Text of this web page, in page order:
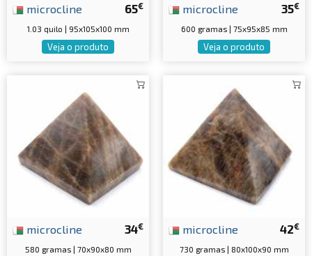
65€
microcline
1.03 quilo | 95x105x100 mm
Veja o produto
35€
microcline
600 gramas | 75x95x85 mm
Veja o produto
34€
microcline
580 gramas | 70x90x80 mm
42€
microcline
730 gramas | 80x100x90 mm